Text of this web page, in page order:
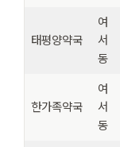
태평양약국
여
서
동
한가족약국
여
서
동